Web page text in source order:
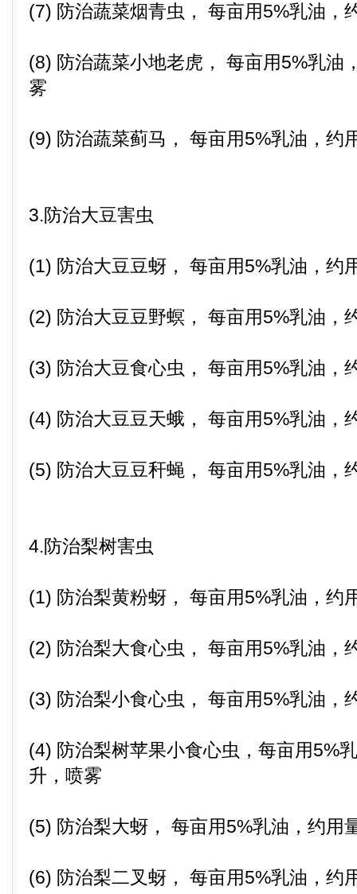
(7) 防治蔬菜烟青虫， 每亩用5%乳油，
(8) 防治蔬菜小地老虎， 每亩用5%乳油
雾
(9) 防治蔬菜蓟马， 每亩用5%乳油，约
3.防治大豆害虫
(1) 防治大豆豆蚜， 每亩用5%乳油，约
(2) 防治大豆豆野螟， 每亩用5%乳油，
(3) 防治大豆食心虫， 每亩用5%乳油，
(4) 防治大豆豆天蛾， 每亩用5%乳油，
(5) 防治大豆豆秆蝇， 每亩用5%乳油，
4.防治梨树害虫
(1) 防治梨黄粉蚜， 每亩用5%乳油，约
(2) 防治梨大食心虫， 每亩用5%乳油，
(3) 防治梨小食心虫， 每亩用5%乳油，
(4) 防治梨树苹果小食心虫，每亩用5%
升，喷雾
(5) 防治梨大蚜， 每亩用5%乳油，约用
(6) 防治梨二叉蚜， 每亩用5%乳油，约